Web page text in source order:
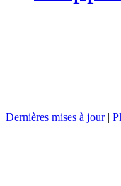
Dernières mises à jour|